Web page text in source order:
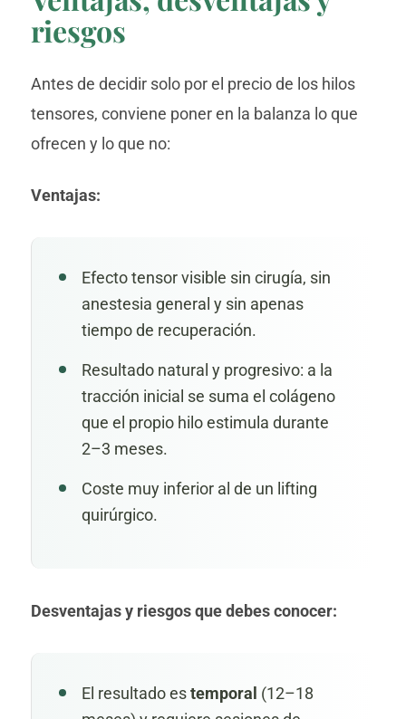
riesgos
Antes de decidir solo por el precio de los hilos
tensores, conviene poner en la balanza lo que
ofrecen y lo que no:
Ventajas:
Efecto tensor visible sin cirugía, sin
anestesia general y sin apenas
tiempo de recuperación.
Resultado natural y progresivo: a la
tracción inicial se suma el colágeno
que el propio hilo estimula durante
2–3 meses.
Coste muy inferior al de un lifting
quirúrgico.
Desventajas y riesgos que debes conocer:
El resultado estemporal (12–18